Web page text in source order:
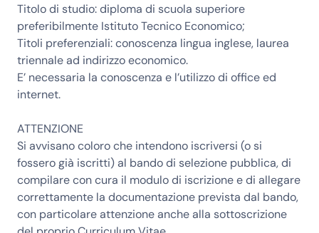
Titolo di studio:diploma di scuola superiore
preferibilmente Istituto Tecnico Economico;
Titoli preferenziali:conoscenza lingua inglese, laurea
triennale ad indirizzo economico.
E’ necessaria la conoscenza e l’utilizzo di office ed
internet.
ATTENZIONE
Si avvisano coloro che intendono iscriversi (o si
fossero già iscritti) al bando di selezione pubblica, di
compilare con cura il modulo di iscrizione e di allegare
correttamente la documentazione prevista dal bando,
con particolare attenzione anche alla sottoscrizione